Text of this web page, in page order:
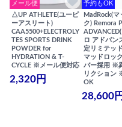
メール便
△UP ATHLETE(ユーピ
ーアスリート)
CAA5500+ELECTROLY
TES SPORTS DRINK
POWDER for
HYDRATION & T-
CYCLE ※メール便対応
2,320円
予約もOK
MadRock(マ
ク) Remora
ロ アドバン
定リミテッ
マッドロッ
バー採用 ※
リクション
OK
28,600円